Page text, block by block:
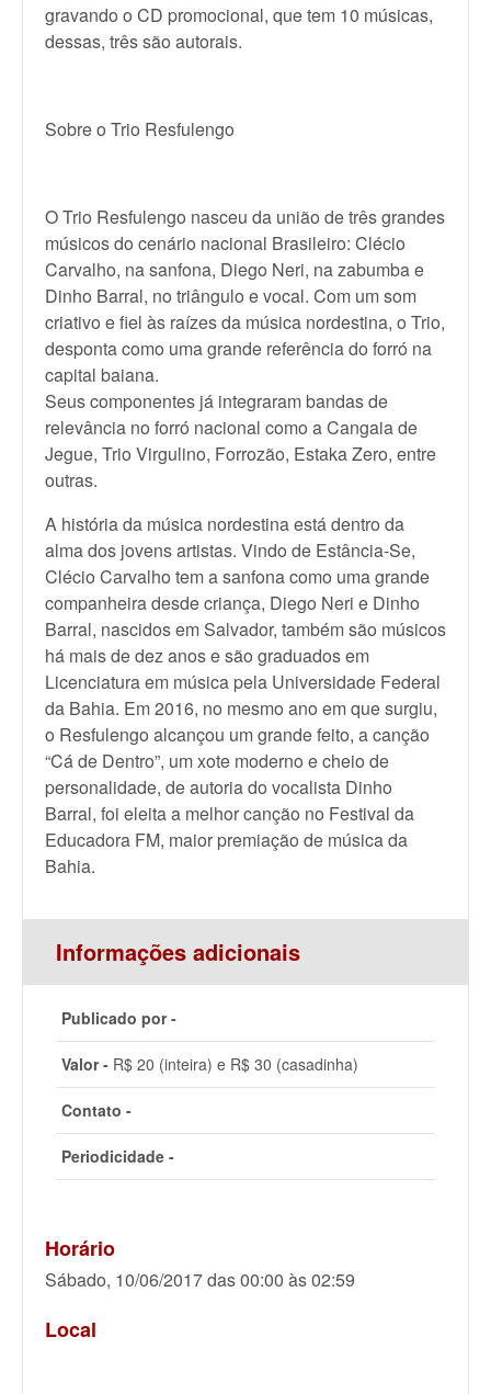
gravando o CD promocional, que tem 10 músicas,
dessas, três são autorais.
Sobre o Trio Resfulengo
O Trio Resfulengo nasceu da união de três grandes
músicos do cenário nacional Brasileiro: Clécio
Carvalho, na sanfona, Diego Neri, na zabumba e
Dinho Barral, no triângulo e vocal. Com um som
criativo e fiel às raízes da música nordestina, o Trio,
desponta como uma grande referência do forró na
capital baiana.
Seus componentes já integraram bandas de
relevância no forró nacional como a Cangaia de
Jegue, Trio Virgulino, Forrozão, Estaka Zero, entre
outras.
A história da música nordestina está dentro da
alma dos jovens artistas. Vindo de Estância-Se,
Clécio Carvalho tem a sanfona como uma grande
companheira desde criança, Diego Neri e Dinho
Barral, nascidos em Salvador, também são músicos
há mais de dez anos e são graduados em
Licenciatura em música pela Universidade Federal
da Bahia. Em 2016, no mesmo ano em que surgiu,
o Resfulengo alcançou um grande feito, a canção
“Cá de Dentro”, um xote moderno e cheio de
personalidade, de autoria do vocalista Dinho
Barral, foi eleita a melhor canção no Festival da
Educadora FM, maior premiação de música da
Bahia.
Informações adicionais
Publicado por -
Valor - R$ 20 (inteira) e R$ 30 (casadinha)
Contato -
Periodicidade -
Horário
Sábado, 10/06/2017 das 00:00 às 02:59
Local